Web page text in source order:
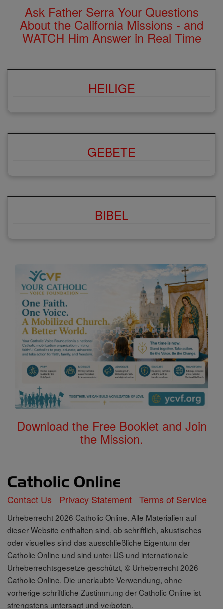
Ask Father Serra Your Questions
About the California Missions - and
WATCH Him Answer in Real Time
HEILIGE
GEBETE
BIBEL
Download the Free Booklet and Join
the Mission.
Contact Us Privacy Statement Terms of Service
Urheberrecht 2026 Catholic Online. Alle Materialien auf
dieser Website enthalten sind, ob schriftlich, akustisches
oder visuelles sind das ausschließliche Eigentum der
Catholic Online und sind unter US und internationale
Urheberrechtsgesetze geschützt, © Urheberrecht 2026
Catholic Online. Die unerlaubte Verwendung, ohne
vorherige schriftliche Zustimmung der Catholic Online ist
strengstens untersagt und verboten.